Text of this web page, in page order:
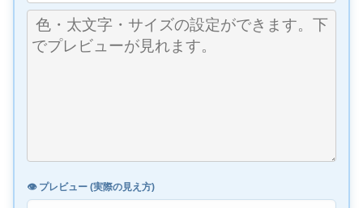
👁️ プレビュー (実際の見え方)